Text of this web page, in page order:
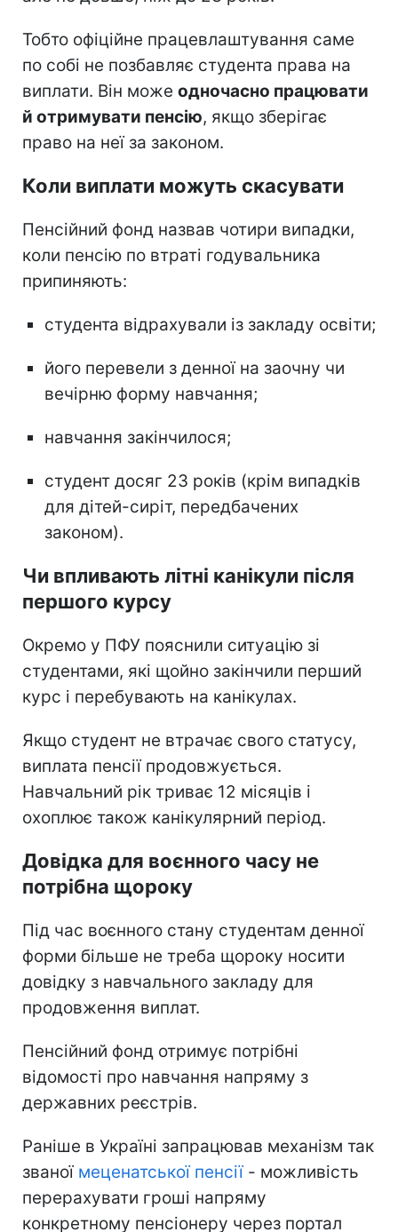
Тобто офіційне працевлаштування саме
по собі не позбавляє студента права на
виплати. Він може одночасно працювати
й отримувати пенсію, якщо зберігає
право на неї за законом.
Коли виплати можуть скасувати
Пенсійний фонд назвав чотири випадки,
коли пенсію по втраті годувальника
припиняють:
студента відрахували із закладу освіти;
його перевели з денної на заочну чи
вечірню форму навчання;
навчання закінчилося;
студент досяг 23 років (крім випадків
для дітей-сиріт, передбачених
законом).
Чи впливають літні канікули після
першого курсу
Окремо у ПФУ пояснили ситуацію зі
студентами, які щойно закінчили перший
курс і перебувають на канікулах.
Якщо студент не втрачає свого статусу,
виплата пенсії продовжується.
Навчальний рік триває 12 місяців і
охоплює також канікулярний період.
Довідка для воєнного часу не
потрібна щороку
Під час воєнного стану студентам денної
форми більше не треба щороку носити
довідку з навчального закладу для
продовження виплат.
Пенсійний фонд отримує потрібні
відомості про навчання напряму з
державних реєстрів.
Раніше в Україні запрацював механізм так
званої меценатської пенсії- можливість
перерахувати гроші напряму
конкретному пенсіонеру через портал